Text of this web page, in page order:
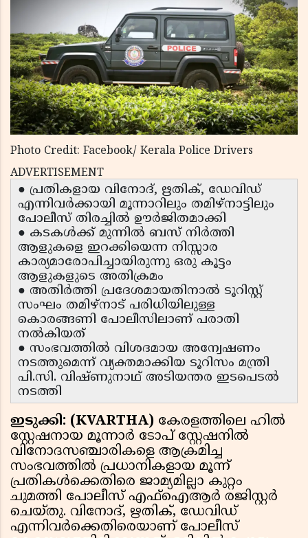
Photo Credit: Facebook/ Kerala Police Drivers
ADVERTISEMENT
● പ്രതികളായ വിനോദ്, ഋതിക്, ഡേവിഡ്
എന്നിവർക്കായി മൂന്നാറിലും തമിഴ്‌നാട്ടിലും
പോലീസ് തിരച്ചിൽ ഊർജിതമാക്കി
● കടകൾക്ക് മുന്നിൽ ബസ് നിർത്തി
ആളുകളെ ഇറക്കിയെന്ന നിസ്സാര
കാര്യമാരോപിച്ചായിരുന്നു ഒരു കൂട്ടം
ആളുകളുടെ അതിക്രമം
● അതിർത്തി പ്രദേശമായതിനാൽ ടൂറിസ്റ്റ്
സംഘം തമിഴ്‌നാട് പരിധിയിലുള്ള
കൊരങ്ങണി പോലീസിലാണ് പരാതി
നൽകിയത്
● സംഭവത്തിൽ വിശദമായ അന്വേഷണം
നടത്തുമെന്ന് വ്യക്തമാക്കിയ ടൂറിസം മന്ത്രി
പി.സി. വിഷ്ണുനാഥ് അടിയന്തര ഇടപെടൽ
നടത്തി
ഇടുക്കി: (KVARTHA) കേരളത്തിലെ ഹിൽ
സ്റ്റേഷനായ മൂന്നാർ ടോപ് സ്റ്റേഷനിൽ
വിനോദസഞ്ചാരികളെ ആക്രമിച്ച
സംഭവത്തിൽ പ്രധാനികളായ മൂന്ന്
പ്രതികൾക്കെതിരെ ജാമ്യമില്ലാ കുറ്റം
ചുമത്തി പോലീസ് എഫ്ഐആർ രജിസ്റ്റർ
ചെയ്തു. വിനോദ്, ഋതിക്, ഡേവിഡ്
എന്നിവർക്കെതിരെയാണ് പോലീസ്